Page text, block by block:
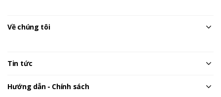
Về chúng tôi
Tin tức
Hướng dẫn - Chính sách